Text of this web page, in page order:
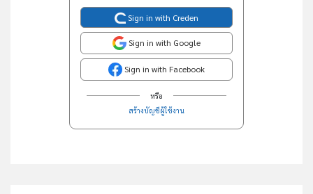
Sign in with Creden
Sign in with Google
Sign in with Facebook
หรือ
สร้างบัญชีผู้ใช้งาน